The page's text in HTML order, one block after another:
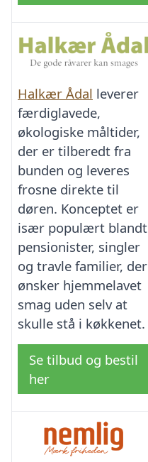
Halkær Ådal leverer
færdiglavede,
økologiske måltider,
der er tilberedt fra
bunden og leveres
frosne direkte til
døren. Konceptet er
især populært blandt
pensionister, singler
og travle familier, der
ønsker hjemmelavet
smag uden selv at
skulle stå i køkkenet.
Se tilbud og bestil
her